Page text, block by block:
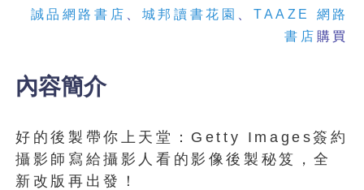
誠品網路書店
城邦讀書花園
TAAZE 網路
書店 購買
內容簡介
好的後製帶你上天堂：Getty Images簽約
攝影師寫給攝影人看的影像後製秘笈，全
新改版再出發！